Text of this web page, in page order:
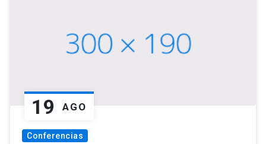
19 AGO
Conferencias